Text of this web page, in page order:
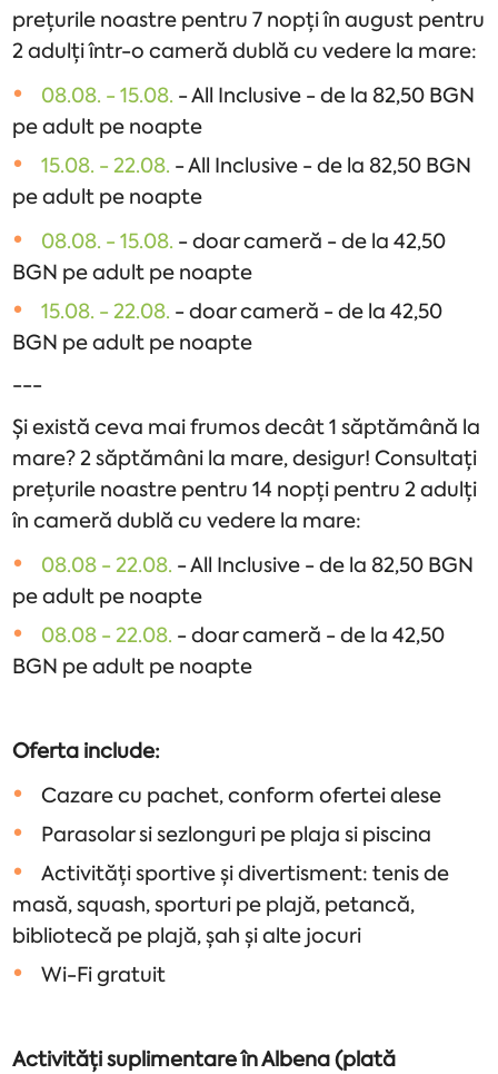
prețurile noastre pentru 7 nopți în august pentru
2 adulți într-o cameră dublă cu vedere la mare:
08.08. - 15.08. - All Inclusive - de la 82,50 BGN
pe adult pe noapte
15.08. - 22.08. - All Inclusive - de la 82,50 BGN
pe adult pe noapte
08.08. - 15.08. - doar cameră - de la 42,50
BGN pe adult pe noapte
15.08. - 22.08. - doar cameră - de la 42,50
BGN pe adult pe noapte
---
Și există ceva mai frumos decât 1 săptămână la
mare? 2 săptămâni la mare, desigur! Consultați
prețurile noastre pentru 14 nopți pentru 2 adulți
în cameră dublă cu vedere la mare:
08.08 - 22.08. - All Inclusive - de la 82,50 BGN
pe adult pe noapte
08.08 - 22.08. - doar cameră - de la 42,50
BGN pe adult pe noapte
Oferta include:
Cazare cu pachet, conform ofertei alese
Parasolar si sezlonguri pe plaja si piscina
Activități sportive și divertisment: tenis de
masă, squash, sporturi pe plajă, petancă,
bibliotecă pe plajă, șah și alte jocuri
Wi-Fi gratuit
Activități suplimentare în Albena (plată